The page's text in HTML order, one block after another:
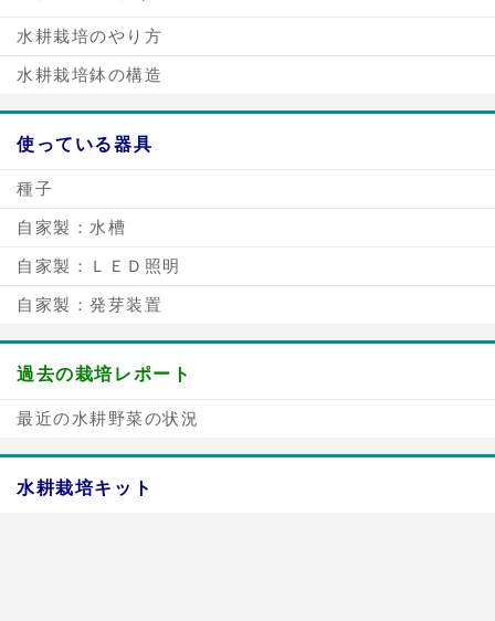
水耕栽培のやり方
水耕栽培鉢の構造
使っている器具
種子
自家製：水槽
自家製：ＬＥＤ照明
自家製：発芽装置
過去の栽培レポート
最近の水耕野菜の状況
水耕栽培キット